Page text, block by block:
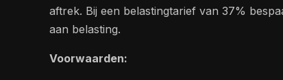
aftrek. Bij een belastingtarief van 37%
aan belasting.
Voorwaarden: